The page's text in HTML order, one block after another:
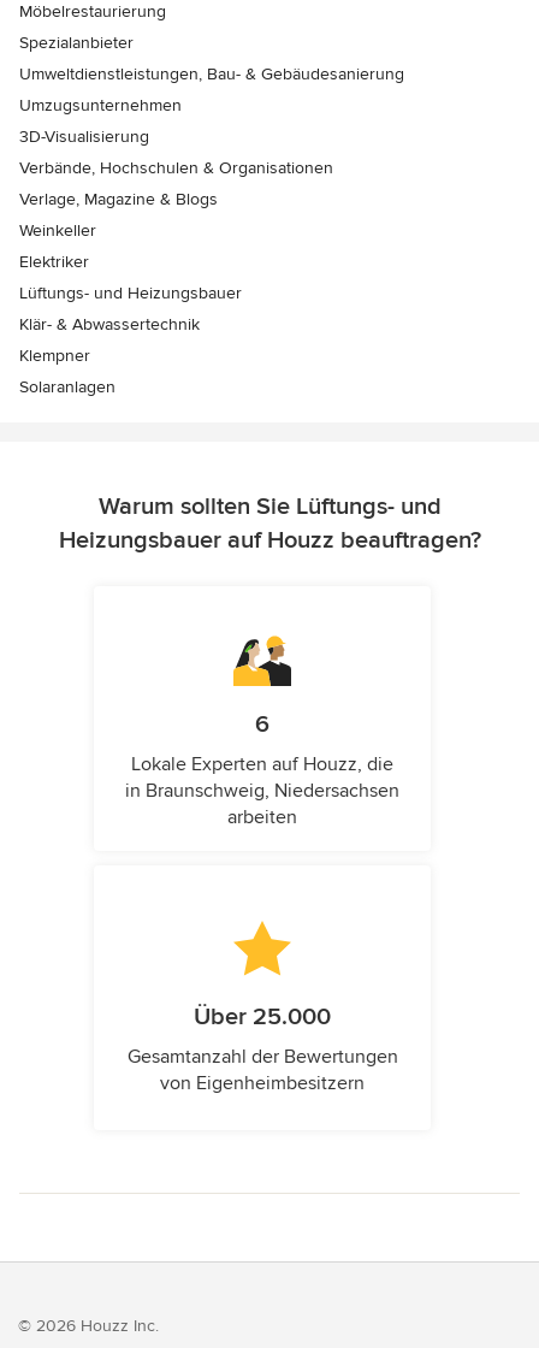
Möbelrestaurierung
Spezialanbieter
Umweltdienstleistungen, Bau- & Gebäudesanierung
Umzugsunternehmen
3D-Visualisierung
Verbände, Hochschulen & Organisationen
Verlage, Magazine & Blogs
Weinkeller
Elektriker
Lüftungs- und Heizungsbauer
Klär- & Abwassertechnik
Klempner
Solaranlagen
Warum sollten Sie Lüftungs- und
Heizungsbauer auf Houzz beauftragen?
6
Lokale Experten auf Houzz, die
in Braunschweig, Niedersachsen
arbeiten
Über 25.000
Gesamtanzahl der Bewertungen
von Eigenheimbesitzern
© 2026 Houzz Inc.